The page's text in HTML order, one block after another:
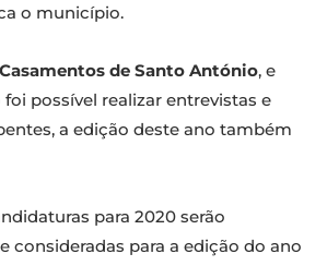
o município.
Casamentos de Santo António, e
possível realizar entrevistas e
a edição deste ano também
para 2020 serão
consideradas para a edição do ano